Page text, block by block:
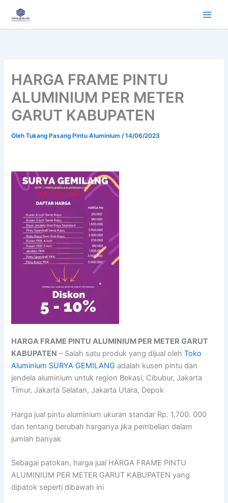
konten
HARGA FRAME PINTU
ALUMINIUM PER METER
GARUT KABUPATEN
OlehTukang Pasang Pintu Aluminium /14/06/2023
HARGA FRAME PINTU ALUMINIUM PER METER GARUT
KABUPATEN – Salah satu produk yang dijual olehToko
Aluminium SURYA GEMILANG adalah kusen pintu dan
jendela aluminium untuk region Bekasi, Cibubur, Jakarta
Timur, Jakarta Selatan, Jakarta Utara, Depok
Harga jual pintu aluminium ukuran standar Rp. 1.700. 000
dan tentang berubah harganya jika pembelian dalam
jumlah banyak
Sebagai patokan, harga jual HARGA FRAME PINTU
ALUMINIUM PER METER GARUT KABUPATEN yang
dipatok seperti dibawah ini